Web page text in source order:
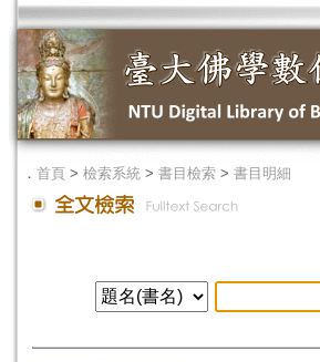
． 首頁 > 檢索系統 > 書目檢索 > 書目明細